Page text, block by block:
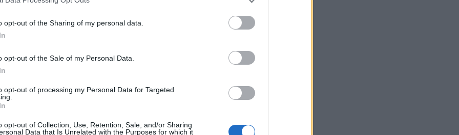
opt-out of the Sharing of my personal data.
opt-out of the Sale of my Personal Data.
opt-out of processing my Personal Data for Targeted
opt-out of Collection, Use, Retention, Sale, and/or Sharing
Data that Is Unrelated with the Purposes for which it
verkossa Fox 4 -uutismedian